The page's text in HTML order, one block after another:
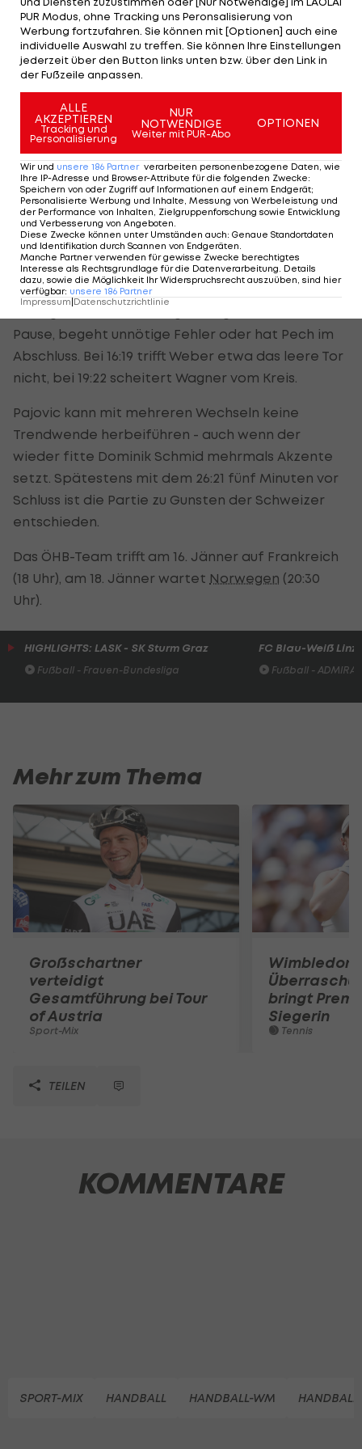
Die Schweiz hat im ersten Spielabschnitt häufig
Pech im Abschluss: Vier Würfe der Eidgenossen
landen am Pfosten.
Tynowski sorgt in der 29. Minute mit seinem Tor
zum 13:13 für den Pausenstand.
Nach dem Seitenwechsel scheint das ÖHB-Team
den Faden zu verlieren. Rubin erzielt in der
Anfangsphase der zweiten Halbzeit gleich vier
Tore, die Schweiz kommt zeitweise zu einer Vier-
Tore-Führung.
Österreich bekommt nicht nur die Schweizer
Offensive nicht in Griff, sondern agiert seinerseits
im Angriff nicht mehr so geduldig wie vor der
Pause, begeht unnötige Fehler oder hat Pech im
Abschluss. Bei 16:19 trifft Weber etwa das leere Tor
nicht, bei 19:22 scheitert Wagner vom Kreis.
Pajovic kann mit mehreren Wechseln keine
Trendwende herbeiführen - auch wenn der
wieder fitte Dominik Schmid mehrmals Akzente
setzt. Spätestens mit dem 26:21 fünf Minuten vor
Schluss ist die Partie zu Gunsten der Schweizer
entschieden.
Das ÖHB-Team trifft am 16. Jänner auf Frankreich
(18 Uhr), am 18. Jänner wartet Norwegen (20:30
Uhr).
HIGHLIGHTS: LASK - SK Sturm Graz
Fußball - Frauen-Bundesliga
FC Blau-Weiß Linz
Fußball -
Mehr zum Thema
Großschartner
verteidigt
Gesamtführung bei Tour
of Austria
Sport-Mix
Wimbledon:
bringt
Siegerin
Tennis
TEILEN
KOMMENTARE
SPORT-MIX HANDBALL HANDBALL-WM
PUR Modus, ohne Tracking uns Peronsalisierung von
Werbung fortzufahren. Sie können mit [Optionen] auch eine
individuelle Auswahl zu treffen. Sie können Ihre Einstellungen
jederzeit über den Button links unten bzw. über den Link in
der Fußzeile anpassen.
ALLE
AKZEPTIEREN
Tracking und
Personalisierung
NUR
NOTWENDIGE
Weiter mit PUR-Abo
OPTIONEN
Wir und unsere 186 Partner verarbeiten personenbezogene Daten, wie
Ihre IP-Adresse und Browser-Attribute für die folgenden Zwecke:
Speichern von oder Zugriff auf Informationen auf einem Endgerät;
Personalisierte Werbung und Inhalte, Messung von Werbeleistung und
der Performance von Inhalten, Zielgruppenforschung sowie Entwicklung
und Verbesserung von Angeboten.
Diese Zwecke können unter Umständen auch: Genaue Standortdaten
und Identifikation durch Scannen von Endgeräten.
Manche Partner verwenden für gewisse Zwecke berechtigtes
Interesse als Rechtsgrundlage für die Datenverarbeitung. Details
dazu, sowie die Möglichkeit Ihr Widerspruchsrecht auszuüben, sind hier
verfügbar: unsere 186 Partner
Impressum Datenschutzrichtlinie